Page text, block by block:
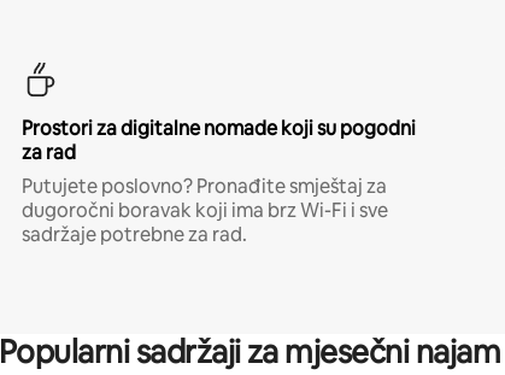
Prostori za digitalne nomade koji su pogodni
za rad
Putujete poslovno? Pronađite smještaj za
dugoročni boravak koji ima brz Wi-Fi i sve
sadržaje potrebne za rad.
Popularni sadržaji za mjesečni najam